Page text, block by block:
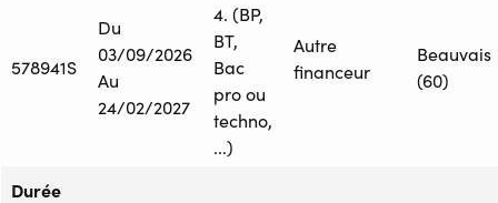
578941S
Du
03/09/2026
Au
24/02/2027
4. (BP,
BT,
Bac
pro ou
techno,
...)
Autre
financeur
Beauvais
(60)
Durée